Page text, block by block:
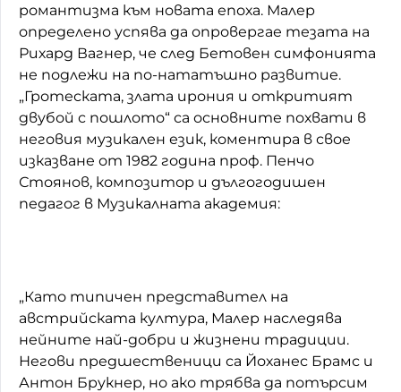
романтизма към новата епоха. Малер
определено успява да опровергае тезата на
Рихард Вагнер, че след Бетовен симфонията
не подлежи на по-нататъшно развитие.
„Гротеската, злата ирония и откритият
двубой с пошлото“ са основните похвати в
неговия музикален език, коментира в свое
изказване от 1982 година проф. Пенчо
Стоянов, композитор и дългогодишен
педагог в Музикалната академия:
„Като типичен представител на
австрийската култура, Малер наследява
нейните най-добри и жизнени традиции.
Негови предшественици са Йоханес Брамс и
Антон Брукнер, но ако трябва да потърсим